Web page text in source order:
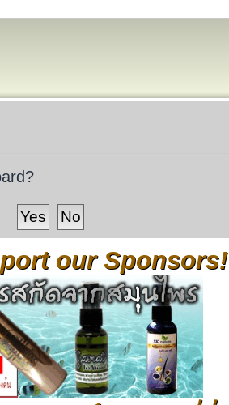
our Sponsors!